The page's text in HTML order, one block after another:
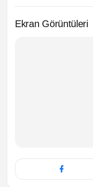
Ekran Görüntüleri